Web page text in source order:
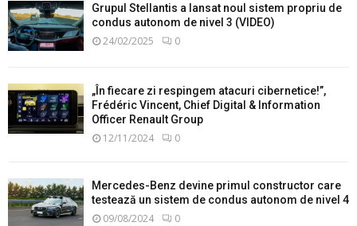
Grupul Stellantis a lansat noul sistem propriu de
condus autonom de nivel 3 (VIDEO)
24/02/2025 0
„În fiecare zi respingem atacuri cibernetice!”,
Frédéric Vincent, Chief Digital & Information
Officer Renault Group
12/11/2024 0
Mercedes-Benz devine primul constructor care
testează un sistem de condus autonom de nivel 4
09/08/2024 0